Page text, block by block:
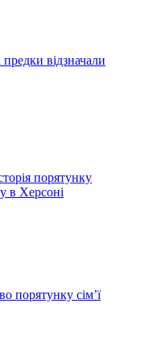
предки відзначали
порятунку
в Херсоні
порятунку сім’ї